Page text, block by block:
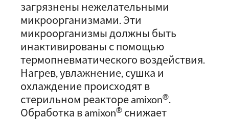
загрязнены нежелательными
микроорганизмами. Эти
микроорганизмы должны быть
инактивированы с помощью
термопневматического воздействия.
Нагрев, увлажнение, сушка и
охлаждение происходят в
стерильном реакторе amixon®.
Обработка в amixon® снижает